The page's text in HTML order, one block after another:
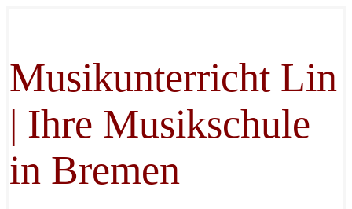
Musikunterricht Lin
| Ihre Musikschule
in Bremen